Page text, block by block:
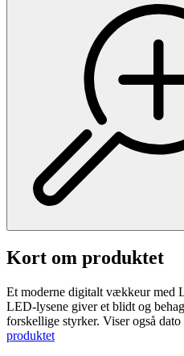
Kort om produktet
Et moderne digitalt vækkeur med
LED-lysene giver et blidt og
forskellige styrker. Viser også dato
produktet